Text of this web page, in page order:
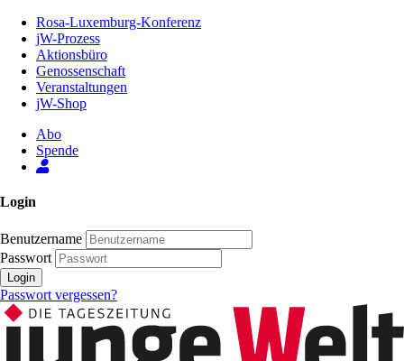
Inhalt
Seite
Rosa-Luxemburg-Konferenz
jW-Prozess
Aktionsbüro
Genossenschaft
Veranstaltungen
jW-Shop
Abo
Spende
Login
Benutzername
Passwort
Login
Passwort vergessen?